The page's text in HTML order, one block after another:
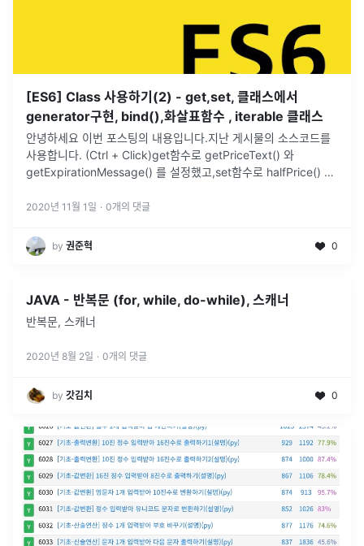
[ES6] Class 사용하기(2) - get,set, 클래스에서
generator구현, bind(),화살표함수 , iterable 클래스
안녕하세요 이번 포스팅의 내용입니다.지난 게시물의 소스코드를
사용합니다. (Ctrl + Click)get함수로 getPriceText() 와
getExpirationMessage() 를 설정했고,set함수로 halfPrice() 를
2020년 11월 1일 · 0개의 댓글
by 권준혁 0
JAVA - 반복문 (for, while, do-while), 스캐너
반복문, 스캐너
2020년 8월 2일 · 0개의 댓글
by 갓김치 0